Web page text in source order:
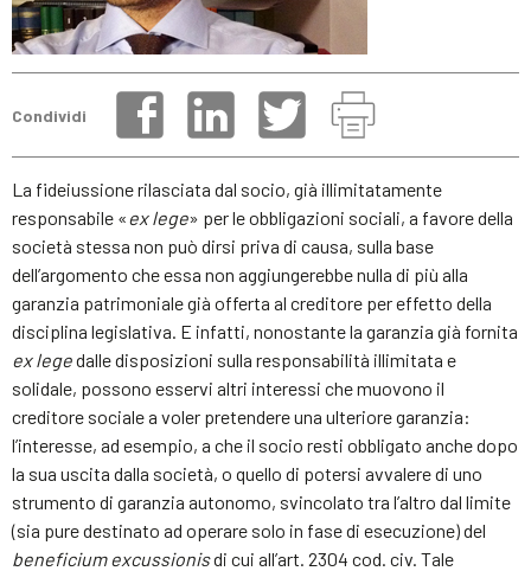
Condividi
La fideiussione rilasciata dal socio, già illimitatamente
responsabile «ex lege» per le obbligazioni sociali, a favore della
società stessa non può dirsi priva di causa, sulla base
dell’argomento che essa non aggiungerebbe nulla di più alla
garanzia patrimoniale già offerta al creditore per effetto della
disciplina legislativa. E infatti, nonostante la garanzia già fornita
ex legedalle disposizioni sulla responsabilità illimitata e
solidale, possono esservi altri interessi che muovono il
creditore sociale a voler pretendere una ulteriore garanzia:
l’interesse, ad esempio, a che il socio resti obbligato anche dopo
la sua uscita dalla società, o quello di potersi avvalere di uno
strumento di garanzia autonomo, svincolato tra l’altro dal limite
(sia pure destinato ad operare solo in fase di esecuzione) del
beneficium excussionisdi cui all’art. 2304 cod. civ. Tale